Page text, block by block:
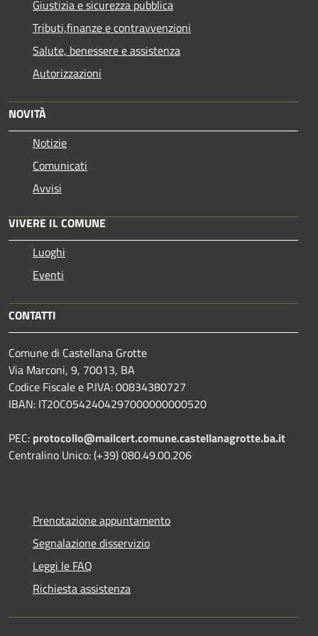
Giustizia e sicurezza pubblica
Tributi,finanze e contravvenzioni
Salute, benessere e assistenza
Autorizzazioni
NOVITÀ
Notizie
Comunicati
Avvisi
VIVERE IL COMUNE
Luoghi
Eventi
CONTATTI
Comune di Castellana Grotte
Via Marconi, 9, 70013, BA
Codice Fiscale e P.IVA: 00834380727
IBAN: IT20C0542404297000000000520
PEC: protocollo@mailcert.comune.castellanagrotte.ba.it
Centralino Unico: (+39) 080.49.00.206
Prenotazione appuntamento
Segnalazione disservizio
Leggi le FAQ
Richiesta assistenza